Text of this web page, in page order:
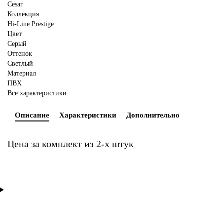
Cesar
Коллекция
Hi-Line Prestige
Цвет
Серый
Оттенок
Светлый
Материал
ПВХ
Все характеристики
Описание Характеристики Дополнительно
Цена за комплект из 2-х штук